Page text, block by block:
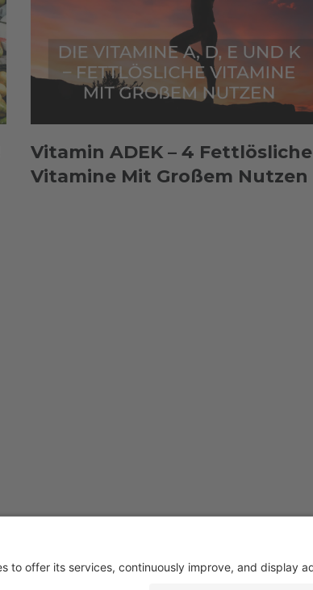
Vitamin ADEK – 4 Fettlösliche
Vitamine Mit Großem Nutzen